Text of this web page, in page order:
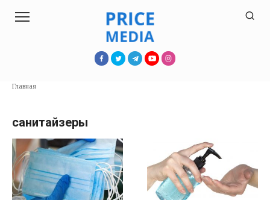
Главная
санитайзеры